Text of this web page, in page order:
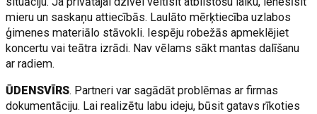
mieru un saskaņu attiecībās. Laulāto mērķtiecība uzlabos
ģimenes materiālo stāvokli. Iespēju robežās apmeklējiet
koncertu vai teātra izrādi. Nav vēlams sākt mantas dalīšanu
ar radiem.
ŪDENSVĪRS. Partneri var sagādāt problēmas ar firmas
dokumentāciju. Lai realizētu labu ideju, būsit gatavs rīkoties